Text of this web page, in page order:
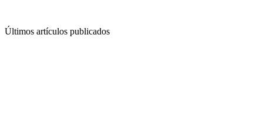
Últimos artículos publicados